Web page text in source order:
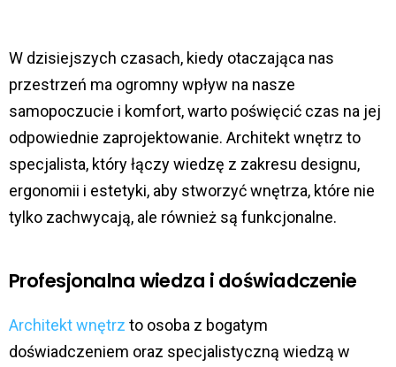
W dzisiejszych czasach, kiedy otaczająca nas
przestrzeń ma ogromny wpływ na nasze
samopoczucie i komfort, warto poświęcić czas na jej
odpowiednie zaprojektowanie. Architekt wnętrz to
specjalista, który łączy wiedzę z zakresu designu,
ergonomii i estetyki, aby stworzyć wnętrza, które nie
tylko zachwycają, ale również są funkcjonalne.
Profesjonalna wiedza i doświadczenie
Architekt wnętrz to osoba z bogatym
doświadczeniem oraz specjalistyczną wiedzą w